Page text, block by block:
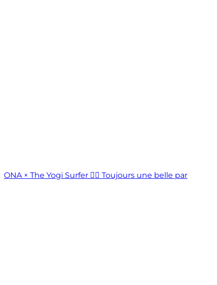
ONA × The Yogi Surfer ❤️‍🔥 Toujours une belle par